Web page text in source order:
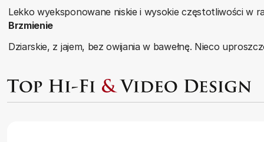
Lekko wyeksponowane niskie i wysokie częstotliwości w
Brzmienie
Dziarskie, z jajem, bez owijania w bawełnę. Nieco